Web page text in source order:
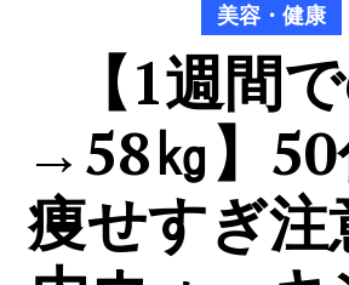
美容・健康
【1週間
→58㎏】50
痩せすぎ注